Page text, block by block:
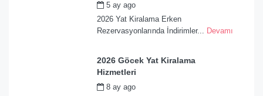
5 ay ago
2026 Yat Kiralama Erken
Rezervasyonlarında İndirimler... Devamı
2026 Göcek Yat Kiralama
Hizmetleri
8 ay ago